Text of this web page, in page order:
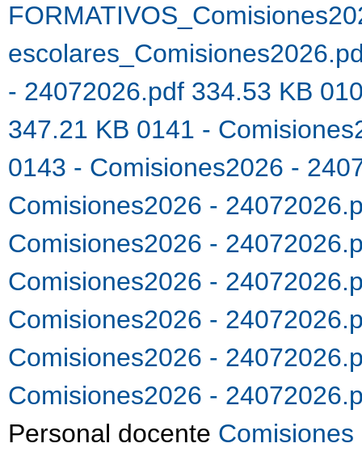
- 24072026.pdf 334.53 KB
347.21 KB 0141 -
0143 - Comisiones2026 -
Comisiones2026 -
Comisiones2026 -
Comisiones2026 -
Comisiones2026 -
Comisiones2026 -
Comisiones2026 -
Personal docente